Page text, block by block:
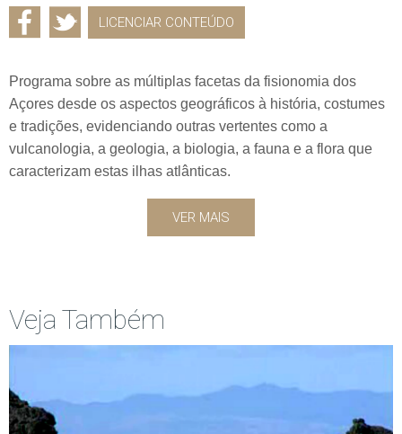
LICENCIAR CONTEÚDO
Programa sobre as múltiplas facetas da fisionomia dos
Açores desde os aspectos geográficos à história, costumes
e tradições, evidenciando outras vertentes como a
vulcanologia, a geologia, a biologia, a fauna e a flora que
caracterizam estas ilhas atlânticas.
VER MAIS
Veja Também